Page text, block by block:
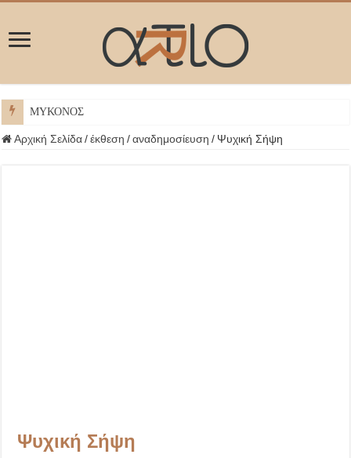
ΜΥΚΟΝΟΣ
Αρχική Σελίδα / έκθεση / αναδημοσίευση / Ψυχική Σήψη
Ψυχική Σήψη